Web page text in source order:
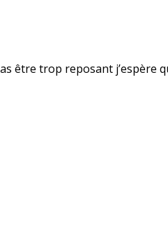
être trop reposant j’espère